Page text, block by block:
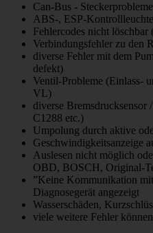
Can-Bus -
ABS-, ESP-
Fehlercodes nicht
Verbindungsfehler zu den
diverse Fehler mit dem
defekt)
Ventil-Probleme (Einlass-
VL)
diverse Bremsdrucksensor
C1288 etc.)
Umpolung durch aktive
Geschwindigkeitsanzeige
Auslesen nicht möglich
OBD, BOSCH, Original-
”Keine Kommunikation
Diagnosegerät angezeigt
Wasserschäden,
viele weitere Fehler